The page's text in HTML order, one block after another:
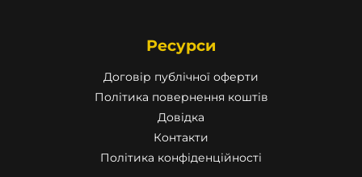
Ресурси
Договір публічної оферти
Політика повернення коштів
Довідка
Контакти
Політика конфіденційності